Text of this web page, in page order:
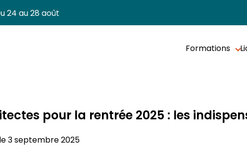
24 au 28 août
Formations
pour la rentrée 2025 : les
3 septembre 2025